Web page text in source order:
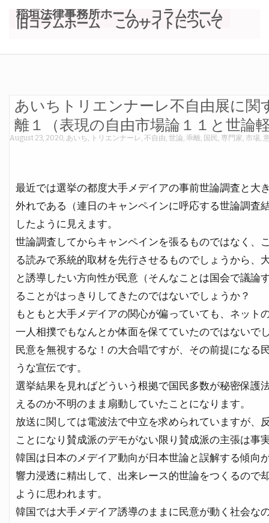
稲垣法律事務所ホーム コラムホーム
旧コラムホーム このサイトについて
あいちトリエンナーレ不自由展に関
離１（表現の自由市場論１１と世論
August 23, 2020, あいち, トリエンナーレ, 不自由, 世論, 乖離, 国民, 専門家, 市場,
最近では選挙の都度大手メデイアの事前世論調査と大
外れである（連日のキャンペインに呼応する世論調査
したように見えます。
世論調査してからキャンペインを張るものではなく、
る読みで系統的取材を先行させるものでしょうから、
と誘導したい方向性が民意（そんなことは国会で議論
ることがはっきりしてきたのではないでしょうか？
もともと大手メデイアの関心が偏っていても、ネット
一人相撲でもなんとか体面を保てていたのではないで
民意を無視するな！の大合唱ですが、その前提になる
うな宣伝です。
選挙結果を見ればどういう根拠で国民多数が秘密保護
えるのか不明のまま扇動していたことになります。
放送に関しては電波法で中立を求められていますが、
ことになり賛成派のデモがない限り賛成派の主張は事
韓国は日本のメデイア動向が日本世論と誤解する傾向
響力浸透に精出して、出来レース的世論をつくるので
ように思われます。
韓国では大手メデイア誘導のままに民意が動く社会な